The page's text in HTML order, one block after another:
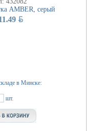
AMBER, серый
BYN
в Минске:
шт.